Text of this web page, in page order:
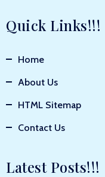
Quick Links!!!
Home
About Us
HTML Sitemap
Contact Us
Latest Posts!!!